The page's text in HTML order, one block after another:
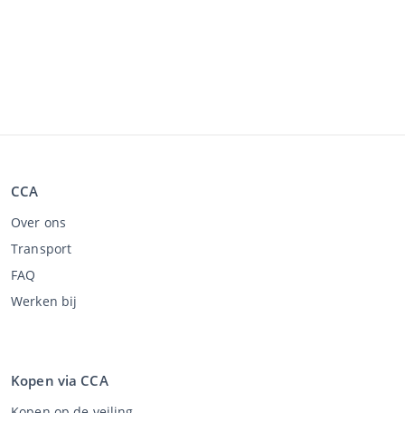
CCA
Over ons
Transport
FAQ
Werken bij
Kopen via CCA
Kopen op de veiling